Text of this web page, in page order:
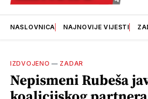
NASLOVNICA NAJNOVIJE VIJESTI
IZDVOJENO — ZADAR
Nepismeni Rubeša